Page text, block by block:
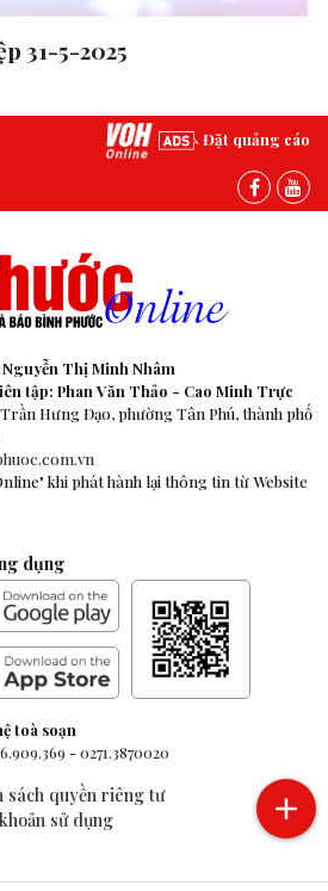
31-5-2025
Đặt quảng cáo
Thị Minh Nhâm
tập: Phan Văn Thảo - Cao Minh Trực
Hưng Đạo, phường Tân Phú, thành phố
khi phát hành lại thông tin từ Website
dụng
toà soạn
-0271.3870020
sách quyền riêng tư
sử dụng